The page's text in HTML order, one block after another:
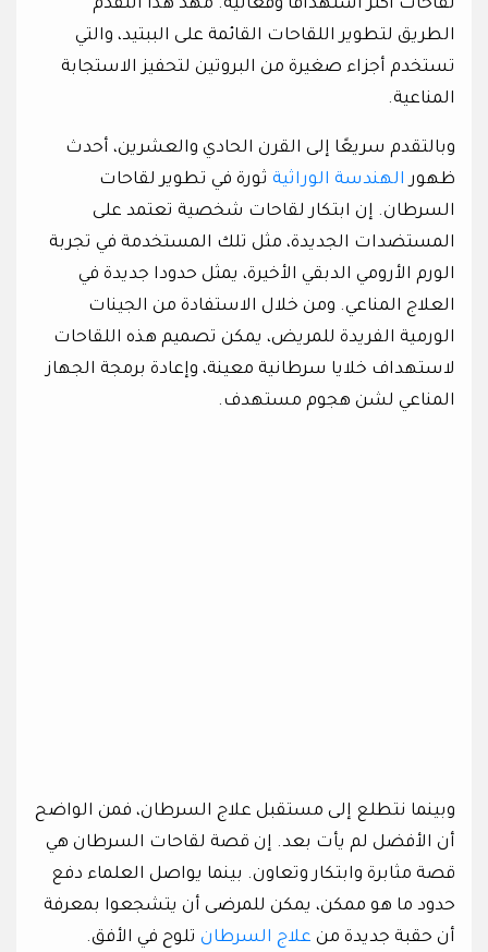
لقاحات أكثر استهدافا وفعالية. مهد هذا التقدم
الطريق لتطوير اللقاحات القائمة على الببتيد، والتي
تستخدم أجزاء صغيرة من البروتين لتحفيز الاستجابة
المناعية.
وبالتقدم سريعًا إلى القرن الحادي والعشرين، أحدث
ظهور الهندسة الوراثية ثورة في تطوير لقاحات
السرطان. إن ابتكار لقاحات شخصية تعتمد على
المستضدات الجديدة، مثل تلك المستخدمة في تجربة
الورم الأرومي الدبقي الأخيرة، يمثل حدودا جديدة في
العلاج المناعي. ومن خلال الاستفادة من الجينات
الورمية الفريدة للمريض، يمكن تصميم هذه اللقاحات
لاستهداف خلايا سرطانية معينة، وإعادة برمجة الجهاز
المناعي لشن هجوم مستهدف.
وبينما نتطلع إلى مستقبل علاج السرطان، فمن الواضح
أن الأفضل لم يأت بعد. إن قصة لقاحات السرطان هي
قصة مثابرة وابتكار وتعاون. بينما يواصل العلماء دفع
حدود ما هو ممكن، يمكن للمرضى أن يتشجعوا بمعرفة
أن حقبة جديدة من علاج السرطان تلوح في الأفق.